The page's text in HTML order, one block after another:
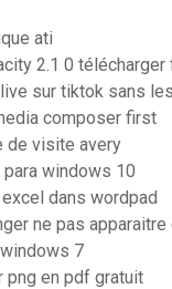
ati
2.1 0 télécharger
sur tiktok sans
composer first
de visite avery
windows 10
dans wordpad
ne pas apparaitre
7
png en pdf gratuit